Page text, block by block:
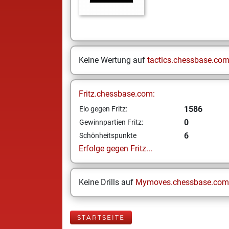
Keine Wertung auf tactics.chessbase.com
Fritz.chessbase.com:
Elo gegen Fritz: 1586
Gewinnpartien Fritz: 0
Schönheitspunkte
6
Erfolge gegen Fritz...
Keine Drills auf Mymoves.chessbase.com
STARTSEITE